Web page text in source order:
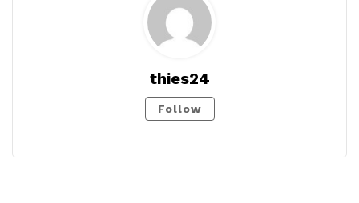
thies24
Follow